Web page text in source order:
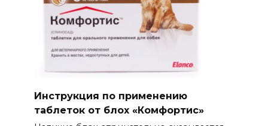
Инструкция по применению
таблеток от блох «Комфортис»